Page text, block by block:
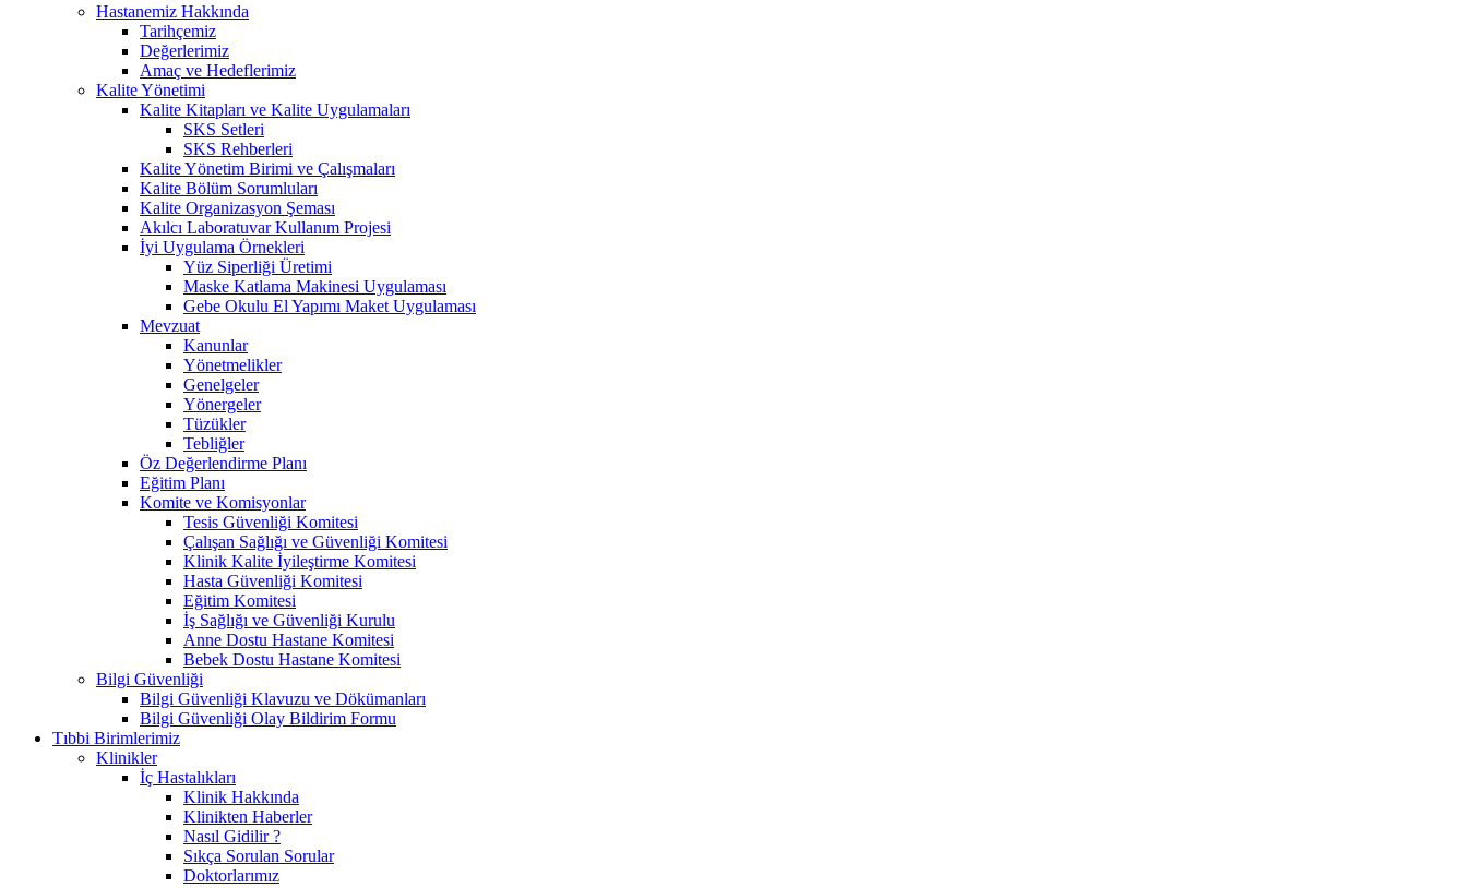
Hastanemiz Hakkında
Tarihçemiz
Değerlerimiz
Amaç ve Hedeflerimiz
Kalite Yönetimi
Kalite Kitapları ve Kalite Uygulamaları
SKS Setleri
SKS Rehberleri
Kalite Yönetim Birimi ve Çalışmaları
Kalite Bölüm Sorumluları
Kalite Organizasyon Şeması
Akılcı Laboratuvar Kullanım Projesi
İyi Uygulama Örnekleri
Yüz Siperliği Üretimi
Maske Katlama Makinesi Uygulaması
Gebe Okulu El Yapımı Maket Uygulaması
Mevzuat
Kanunlar
Yönetmelikler
Genelgeler
Yönergeler
Tüzükler
Tebliğler
Öz Değerlendirme Planı
Eğitim Planı
Komite ve Komisyonlar
Tesis Güvenliği Komitesi
Çalışan Sağlığı ve Güvenliği Komitesi
Klinik Kalite İyileştirme Komitesi
Hasta Güvenliği Komitesi
Eğitim Komitesi
İş Sağlığı ve Güvenliği Kurulu
Anne Dostu Hastane Komitesi
Bebek Dostu Hastane Komitesi
Bilgi Güvenliği
Bilgi Güvenliği Klavuzu ve Dökümanları
Bilgi Güvenliği Olay Bildirim Formu
Tıbbi Birimlerimiz
Klinikler
İç Hastalıkları
Klinik Hakkında
Klinikten Haberler
Nasıl Gidilir ?
Sıkça Sorulan Sorular
Doktorlarımız